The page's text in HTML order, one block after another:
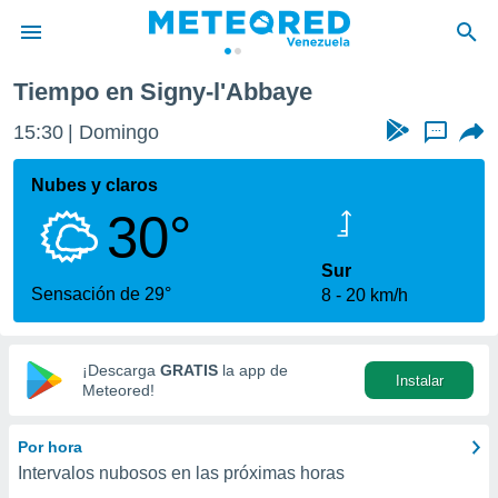
de
ha
calidad.
a este
las
y
digital
basada
Tiempo en Signy-l'Abbaye
15:30 Domingo ...
Nubes y claros
30°
Sensación de 29°
Sur
8
20 km/h
¡Descarga GRATIS la app de
Meteored!
Instalar
Por hora
Intervalos nubosos en las próximas horas